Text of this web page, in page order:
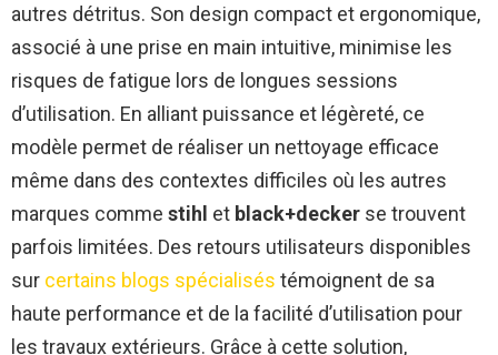
autres détritus. Son design compact et ergonomique,
associé à une prise en main intuitive, minimise les
risques de fatigue lors de longues sessions
d’utilisation. En alliant puissance et légèreté, ce
modèle permet de réaliser un nettoyage efficace
même dans des contextes difficiles où les autres
marques comme stihl et black+decker se trouvent
parfois limitées. Des retours utilisateurs disponibles
sur certains blogs spécialisés témoignent de sa
haute performance et de la facilité d’utilisation pour
les travaux extérieurs. Grâce à cette solution,